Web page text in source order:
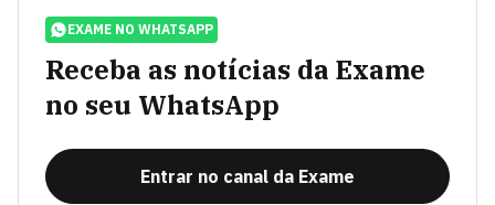
EXAME NO WHATSAPP
Receba as notícias da Exame
no seu WhatsApp
Entrar no canal da Exame